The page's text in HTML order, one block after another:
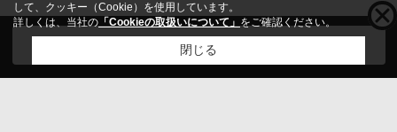
こちらの物件をご覧の方にお勧めな物件
して、クッキー（Cookie）を使用しています。
詳しくは、当社の 「Cookieの取扱いについて」 をご確認ください。
閉じる